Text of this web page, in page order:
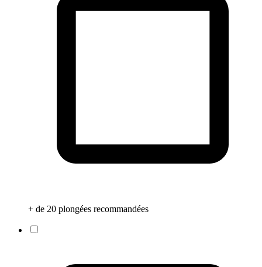
+ de 20 plongées recommandées